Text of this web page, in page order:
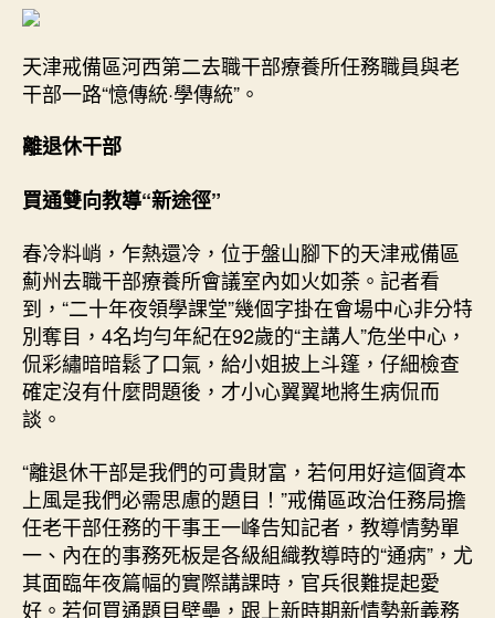
天津戒備區河西第二去職干部療養所任務職員與老
干部一路“憶傳統·學傳統”。
離退休干部
買通雙向教導“新途徑”
春冷料峭，乍熱還冷，位于盤山腳下的天津戒備區
薊州去職干部療養所會議室內如火如荼。記者看
到，“二十年夜領學課堂”幾個字掛在會場中心非分特
別奪目，4名均勻年紀在92歲的“主講人”危坐中心，
侃彩繡暗暗鬆了口氣，給小姐披上斗篷，仔細檢查
確定沒有什麼問題後，才小心翼翼地將生病侃而
談。
“離退休干部是我們的可貴財富，若何用好這個資本
上風是我們必需思慮的題目！”戒備區政治任務局擔
任老干部任務的干事王一峰告知記者，教導情勢單
一、內在的事務死板是各級組織教導時的“通病”，尤
其面臨年夜篇幅的實際講課時，官兵很難提起愛
好。若何買通題目壁壘，跟上新時期新情勢新義務